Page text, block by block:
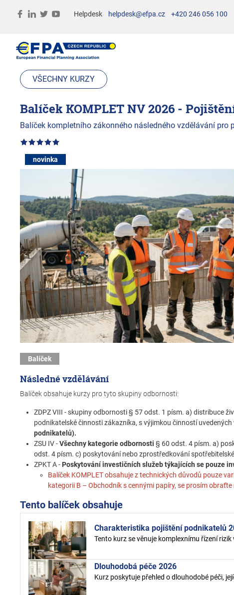
Helpdesk helpdesk@efpa.cz +420 246 056 100
VŠECHNY KURZY
Balíček KOMPLET NV 2026 -
Balíček kompletního zákonného následného vzdělávání pro
novinka
Balíček
Následné vzdělávání
Balíček obsahuje kurzy pro tyto skupiny odbornosti:
ZDPZ VIII - skupiny odbornosti § 57 odst. 1 písm. a) distribuce
podnikatelské činnosti zákazníka, s výjimkou činností uvedených
podnikatelů).
ZSU IV -Všechny kategorie odbornosti § 60 odst. 4 písm. a)
odst. 4 písm. c) poskytování nebo zprostředkování
ZPKT A - Poskytování investičních služeb týkajících se pouze
Balíček KOMPLET obsahuje z technických důvodů pouze
kategorii B – Obchodník s cennými papíry, se prosím
Tento balíček obsahuje
Charakteristika pojištění podnikatelů
Tento kurz se věnuje komplexnímu řízení
Dlouhodobá péče 2026
Kurz poskytuje přehled o dlouhodobé péči,